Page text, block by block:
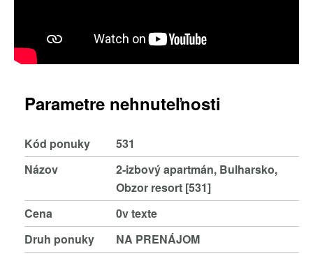
Parametre nehnuteľnosti
Kód ponuky
531
Názov
2-izbový apartmán, Bulharsko,
Obzor resort [531]
Cena
0v texte
Druh ponuky
NA PRENÁJOM